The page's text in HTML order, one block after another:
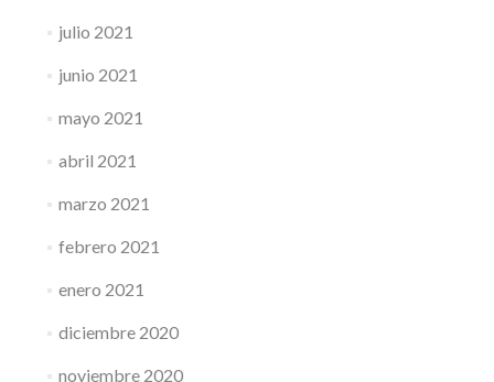
julio 2021
junio 2021
mayo 2021
abril 2021
marzo 2021
febrero 2021
enero 2021
diciembre 2020
noviembre 2020